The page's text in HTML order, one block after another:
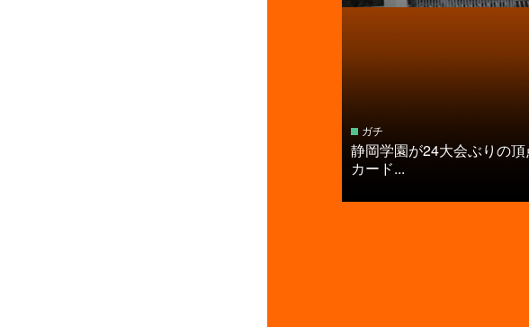
ガチ
静岡学園が24大会ぶりの
カード...